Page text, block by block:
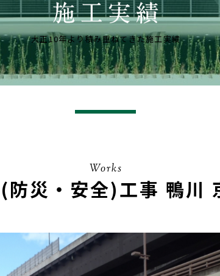
大正10年より積み重ねてきた施工実績
災・安全)工事 鴨川
Works